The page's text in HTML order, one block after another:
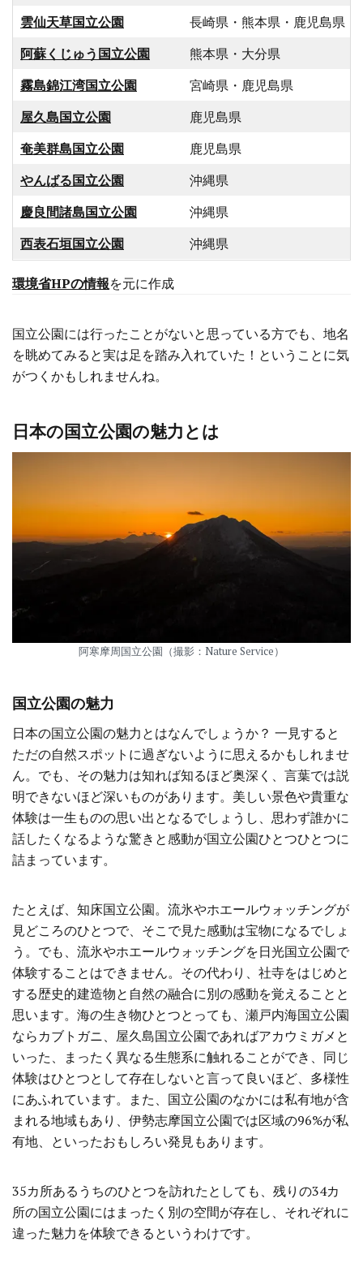
雲仙天草国立公園
長崎県・熊本県・鹿児島県
阿蘇くじゅう国立公園
熊本県・大分県
霧島錦江湾国立公園
宮崎県・鹿児島県
屋久島国立公園
鹿児島県
奄美群島国立公園
鹿児島県
やんばる国立公園
沖縄県
慶良間諸島国立公園
沖縄県
西表石垣国立公園
沖縄県
環境省HPの情報を元に作成
国立公園には行ったことがないと思っている方でも、地名
を眺めてみると実は足を踏み入れていた！ということに気
がつくかもしれませんね。
日本の国立公園の魅力とは
阿寒摩周国立公園（撮影：Nature Service）
国立公園の魅力
日本の国立公園の魅力とはなんでしょうか？ 一見すると
ただの自然スポットに過ぎないように思えるかもしれませ
ん。でも、その魅力は知れば知るほど奥深く、言葉では説
明できないほど深いものがあります。美しい景色や貴重な
体験は一生ものの思い出となるでしょうし、思わず誰かに
話したくなるような驚きと感動が国立公園ひとつひとつに
詰まっています。
たとえば、知床国立公園。流氷やホエールウォッチングが
見どころのひとつで、そこで見た感動は宝物になるでしょ
う。でも、流氷やホエールウォッチングを日光国立公園で
体験することはできません。その代わり、社寺をはじめと
する歴史的建造物と自然の融合に別の感動を覚えることと
思います。海の生き物ひとつとっても、瀬戸内海国立公園
ならカブトガニ、屋久島国立公園であればアカウミガメと
いった、まったく異なる生態系に触れることができ、同じ
体験はひとつとして存在しないと言って良いほど、多様性
にあふれています。また、国立公園のなかには私有地が含
まれる地域もあり、伊勢志摩国立公園では区域の96%が私
有地、といったおもしろい発見もあります。
35カ所あるうちのひとつを訪れたとしても、残りの34カ
所の国立公園にはまったく別の空間が存在し、それぞれに
違った魅力を体験できるというわけです。